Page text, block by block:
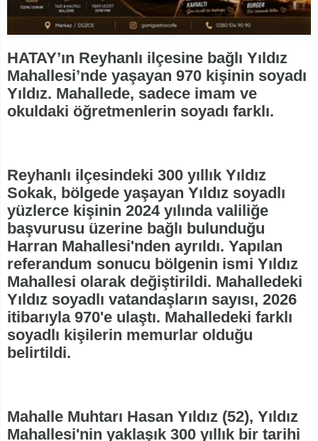
HATAY’ın Reyhanlı ilçesine bağlı Yıldız
Mahallesi’nde yaşayan 970 kişinin soyadı
Yıldız. Mahallede, sadece imam ve
okuldaki öğretmenlerin soyadı farklı.
Reyhanlı ilçesindeki 300 yıllık Yıldız
Sokak, bölgede yaşayan Yıldız soyadlı
yüzlerce kişinin 2024 yılında valiliğe
başvurusu üzerine bağlı bulunduğu
Harran Mahallesi'nden ayrıldı. Yapılan
referandum sonucu bölgenin ismi Yıldız
Mahallesi olarak değiştirildi. Mahalledeki
Yıldız soyadlı vatandaşların sayısı, 2026
itibarıyla 970'e ulaştı. Mahalledeki farklı
soyadlı kişilerin memurlar olduğu
belirtildi.
Mahalle Muhtarı Hasan Yıldız (52), Yıldız
Mahallesi'nin yaklaşık 300 yıllık bir tarihi